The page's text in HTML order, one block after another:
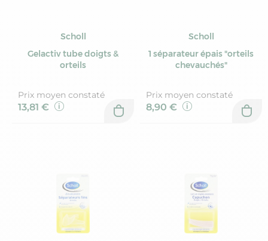
Scholl
Gelactiv tube doigts &
orteils
Prix moyen constaté
13,81 €
Scholl
1 séparateur épais "orteils
chevauchés"
Prix moyen constaté
8,90 €